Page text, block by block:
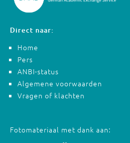
Direct naar:
Home
Pers
ANBI-status
Algemene voorwaarden
Vragen of klachten
Fotomateriaal met dank aan: